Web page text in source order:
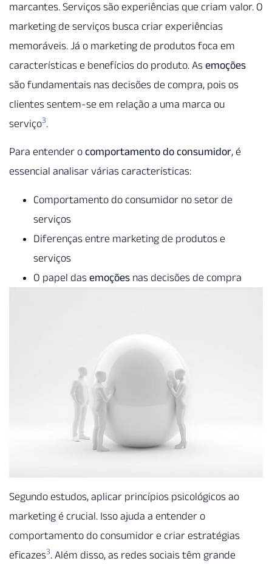
marcantes. Serviços são experiências que criam valor. O
marketing de serviços busca criar experiências
memoráveis. Já o marketing de produtos foca em
características e benefícios do produto. As emoções
são fundamentais nas decisões de compra, pois os
clientes sentem-se em relação a uma marca ou
serviço3.
Para entender o comportamento do consumidor, é
essencial analisar várias características:
Comportamento do consumidor no setor de
serviços
Diferenças entre marketing de produtos e
serviços
O papel das emoções nas decisões de compra
Segundo estudos, aplicar princípios psicológicos ao
marketing é crucial. Isso ajuda a entender o
comportamento do consumidor e criar estratégias
eficazes3. Além disso, as redes sociais têm grande